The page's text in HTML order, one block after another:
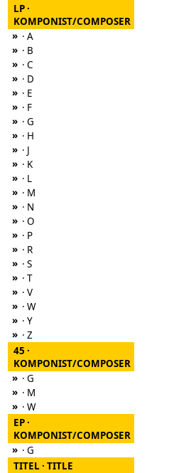
LP ·
KOMPONIST/COMPOSER
» · A
» · B
» · C
» · D
» · E
» · F
» · G
» · H
» · J
» · K
» · L
» · M
» · N
» · O
» · P
» · R
» · S
» · T
» · V
» · W
» · Y
» · Z
45 ·
KOMPONIST/COMPOSER
» · G
» · M
» · W
EP ·
KOMPONIST/COMPOSER
» · G
TITEL · TITLE